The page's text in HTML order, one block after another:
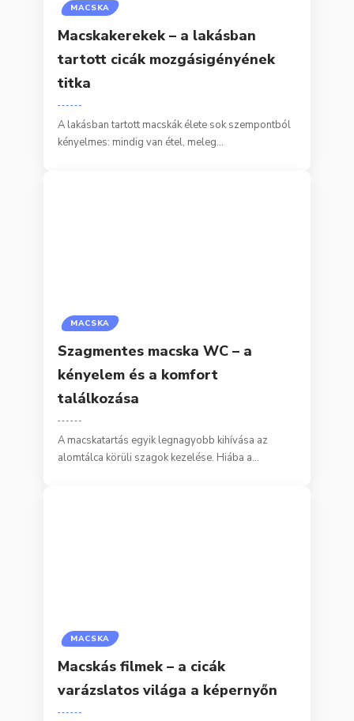
MACSKA
Macskakerekek – a lakásban
tartott cicák mozgásigényének
titka
A lakásban tartott macskák élete sok szempontból
kényelmes: mindig van étel, meleg…
MACSKA
Szagmentes macska WC – a
kényelem és a komfort
találkozása
A macskatartás egyik legnagyobb kihívása az
alomtálca körüli szagok kezelése. Hiába a…
MACSKA
Macskás filmek – a cicák
varázslatos világa a képernyőn